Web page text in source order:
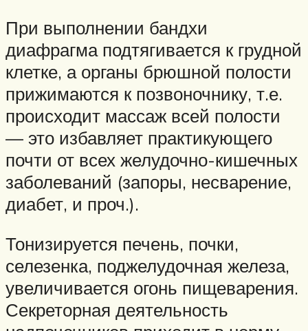
При выполнении бандхи
диафрагма подтягивается к грудной
клетке, а органы брюшной полости
прижимаются к позвоночнику, т.е.
происходит массаж всей полости
— это избавляет практикующего
почти от всех желудочно-кишечных
заболеваний (запоры, несварение,
диабет, и проч.).
Тонизируется печень, почки,
селезенка, поджелудочная железа,
увеличивается огонь пищеварения.
Секреторная деятельность